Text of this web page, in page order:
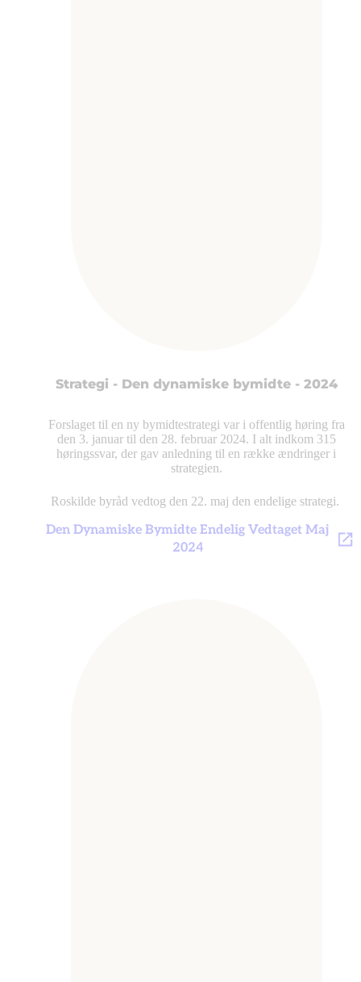
Strategi - Den dynamiske bymidte - 2024
Forslaget til en ny bymidtestrategi var i offentlig høring fra
den 3. januar til den 28. februar 2024. I alt indkom 315
høringssvar, der gav anledning til en række ændringer i
strategien.
Roskilde byråd vedtog den 22. maj den endelige strategi.
Den Dynamiske Bymidte Endelig Vedtaget Maj
2024